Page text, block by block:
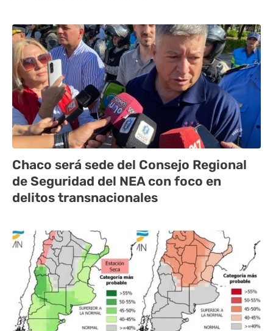
Chaco será sede del Consejo Regional
de Seguridad del NEA con foco en
delitos transnacionales